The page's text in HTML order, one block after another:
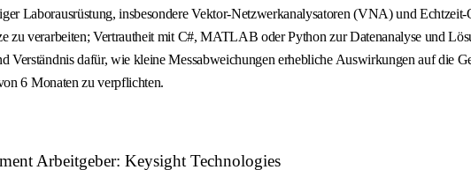
Laborausrüstung, insbesondere Vektor-Netzwerkanalysatoren (VNA) und
zu verarbeiten; Vertrautheit mit C#, MATLAB oder Python zur Datenanalyse und
Verständnis dafür, wie kleine Messabweichungen erhebliche Auswirkungen auf die
6 Monaten zu verpflichten.
Arbeitgeber: Keysight Technologies